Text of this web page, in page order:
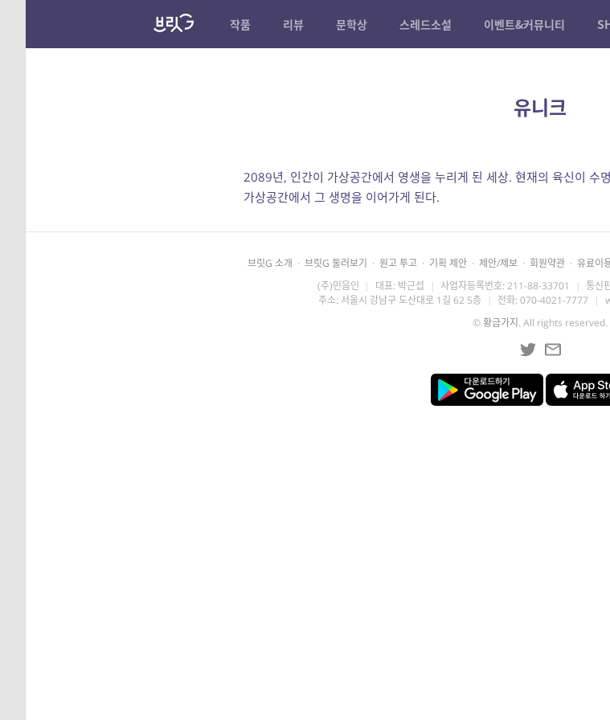
작품 리뷰 문학상 스레드소설 이벤트&커뮤니티
유니크
2089년, 인간이 가상공간에서 영생을 누리게 된 세상. 현재의 육신이 수
가상공간에서 그 생명을 이어가게 된다.
브릿G 소개 · 브릿G 둘러보기 · 원고 투고 · 기획 제안 · 제안/제보 · 회원약관 · 유료이
(주)민음인 | 대표: 박근섭 | 사업자등록번호: 211-88-33701 | 통신
주소: 서울시 강남구 도산대로 1길 62 5층 | 전화: 070-4021-7777 |
©황금가지 . All rights reserved.